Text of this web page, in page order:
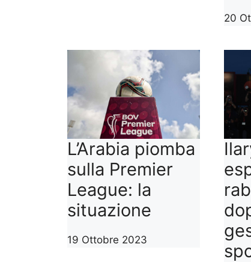
20
L’Arabia piomba
sulla Premier
League: la
situazione
19 Ottobre 2023